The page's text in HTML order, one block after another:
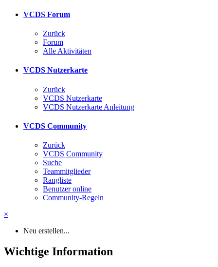
VCDS Forum
Zurück
Forum
Alle Aktivitäten
VCDS Nutzerkarte
Zurück
VCDS Nutzerkarte
VCDS Nutzerkarte Anleitung
VCDS Community
Zurück
VCDS Community
Suche
Teammitglieder
Rangliste
Benutzer online
Community-Regeln
×
Neu erstellen...
Wichtige Information